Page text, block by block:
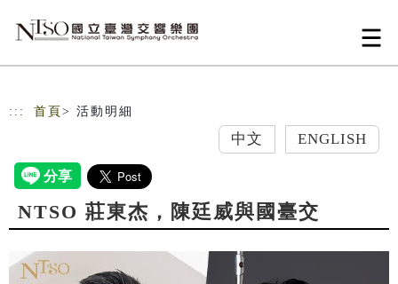
::: 首頁 > 活動明細
中文 ENGLISH
NTSO 莊東杰，陳廷威與國臺交